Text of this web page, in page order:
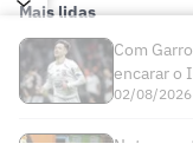
Mais lidas
Com
encarar o
02/08/
Neto